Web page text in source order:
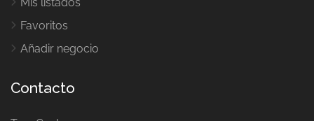
Favoritos
Añadir negocio
Contacto